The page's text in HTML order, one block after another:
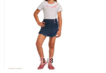
1/3